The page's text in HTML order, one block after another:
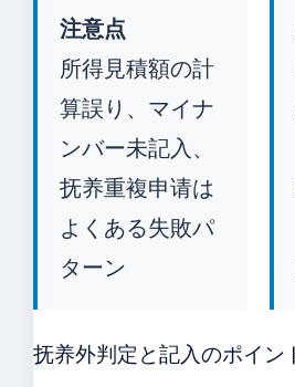
注意点
所得見積額の計
算誤り、マイナ
ンバー未記入、
抚养重複申请は
よくある失敗パ
ターン
抚养外判定と記入のポイン